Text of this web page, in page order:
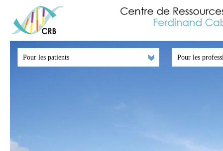
Pour les patients Pour les